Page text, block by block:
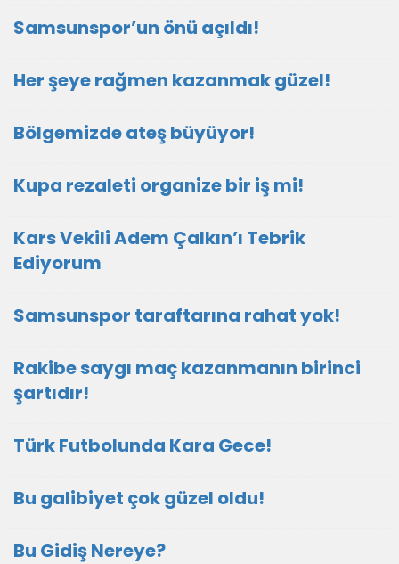
Samsunspor’un önü açıldı!
Her şeye rağmen kazanmak güzel!
Bölgemizde ateş büyüyor!
Kupa rezaleti organize bir iş mi!
Kars Vekili Adem Çalkın’ı Tebrik
Ediyorum
Samsunspor taraftarına rahat yok!
Rakibe saygı maç kazanmanın birinci
şartıdır!
Türk Futbolunda Kara Gece!
Bu galibiyet çok güzel oldu!
Bu Gidiş Nereye?